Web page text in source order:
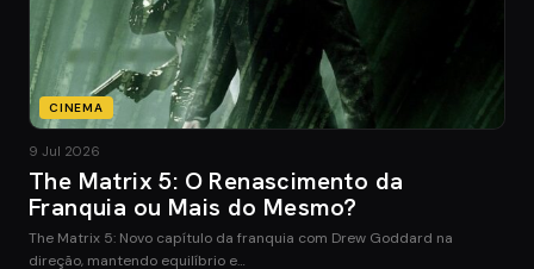
CINEMA
9 Jul 2026
The Matrix 5: O Renascimento da
Franquia ou Mais do Mesmo?
The Matrix 5: Novo capítulo da franquia com Drew Goddard na
direção, mantendo equilíbrio e…